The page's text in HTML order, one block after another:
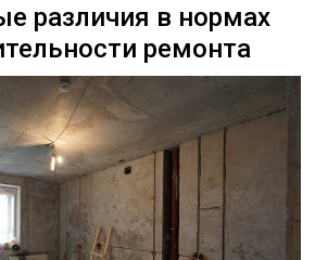
различия в нормах
ремонта